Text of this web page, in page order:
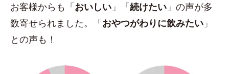
お客様からも「おいしい 」「続けたい 」の声が多
数寄せられました。「おやつがわりに飲みたい 」
との声も！